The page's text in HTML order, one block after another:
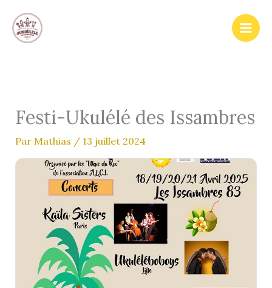
contenu
Festi-Ukulélé des Issambres
Par Mathias / 13 juillet 2024